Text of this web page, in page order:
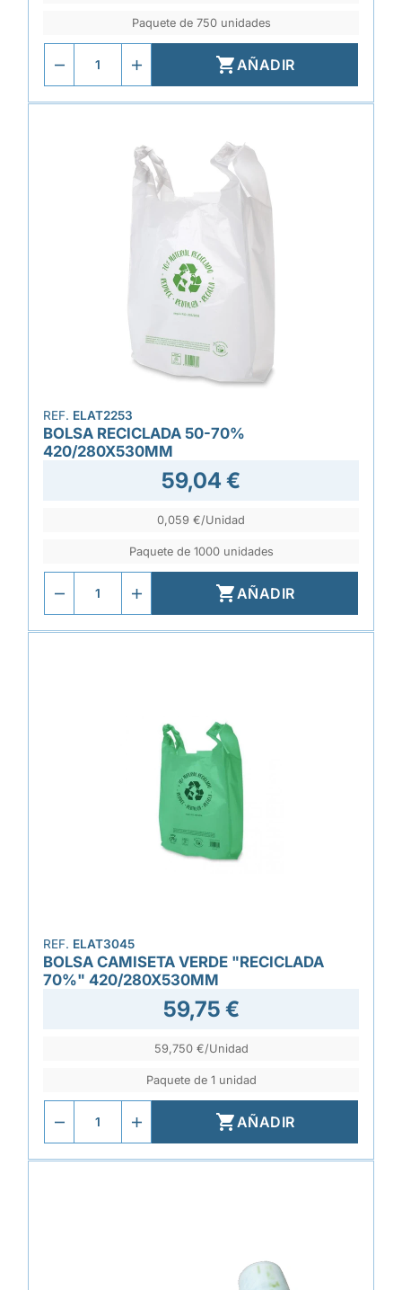
Paquete de 750 unidades
AÑADIR
REF. ELAT2253
BOLSA RECICLADA 50-70%
420/280X530MM
59,04 €
0,059 €/Unidad
Paquete de 1000 unidades
AÑADIR
REF. ELAT3045
BOLSA CAMISETA VERDE "RECICLADA
70%" 420/280X530MM
59,75 €
59,750 €/Unidad
Paquete de 1 unidad
AÑADIR